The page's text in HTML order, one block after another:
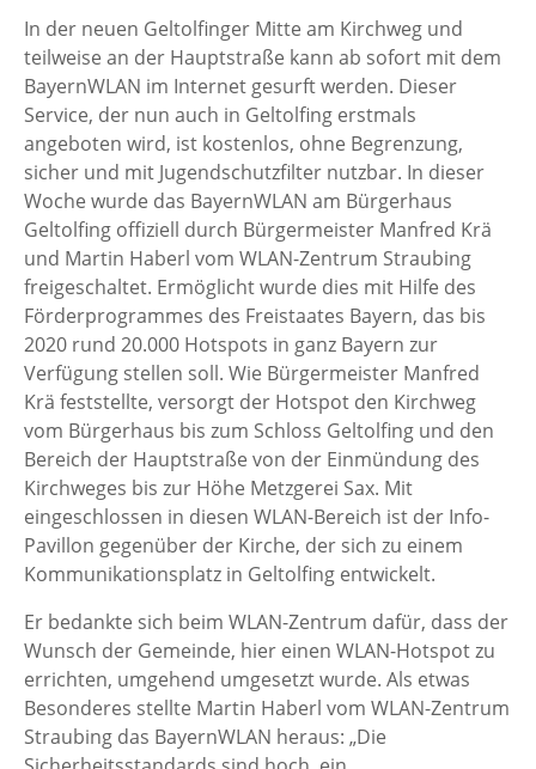
In der neuen Geltolfinger Mitte am Kirchweg und
teilweise an der Hauptstraße kann ab sofort mit dem
BayernWLAN im Internet gesurft werden. Dieser
Service, der nun auch in Geltolfing erstmals
angeboten wird, ist kostenlos, ohne Begrenzung,
sicher und mit Jugendschutzfilter nutzbar. In dieser
Woche wurde das BayernWLAN am Bürgerhaus
Geltolfing offiziell durch Bürgermeister Manfred Krä
und Martin Haberl vom WLAN-Zentrum Straubing
freigeschaltet. Ermöglicht wurde dies mit Hilfe des
Förderprogrammes des Freistaates Bayern, das bis
2020 rund 20.000 Hotspots in ganz Bayern zur
Verfügung stellen soll. Wie Bürgermeister Manfred
Krä feststellte, versorgt der Hotspot den Kirchweg
vom Bürgerhaus bis zum Schloss Geltolfing und den
Bereich der Hauptstraße von der Einmündung des
Kirchweges bis zur Höhe Metzgerei Sax. Mit
eingeschlossen in diesen WLAN-Bereich ist der Info-
Pavillon gegenüber der Kirche, der sich zu einem
Kommunikationsplatz in Geltolfing entwickelt.
Er bedankte sich beim WLAN-Zentrum dafür, dass der
Wunsch der Gemeinde, hier einen WLAN-Hotspot zu
errichten, umgehend umgesetzt wurde. Als etwas
Besonderes stellte Martin Haberl vom WLAN-Zentrum
Straubing das BayernWLAN heraus: „Die